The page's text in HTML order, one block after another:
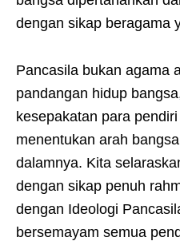
dengan sikap beragama
Pancasila bukan agama
pandangan hidup
kesepakatan para
menentukan arah
dalamnya. Kita
dengan sikap penuh
dengan Ideologi
bersemayam semua